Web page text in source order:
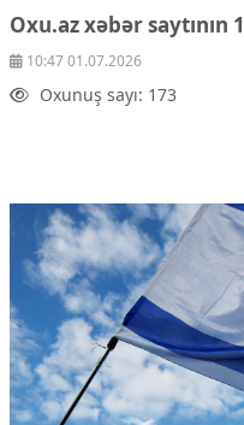
Oxu.az xəbər saytının
10:47 01.07.2026
Oxunuş sayı: 173